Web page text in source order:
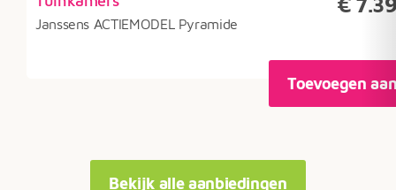
Janssens ACTIEMODEL Pyramide
Toevoegen
Bekijk alle aanbiedingen